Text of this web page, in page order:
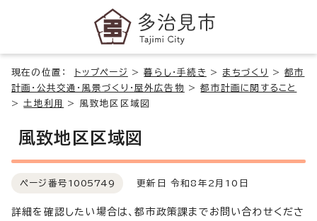
現在の位置： トップページ >暮らし・手続き > まちづくり >都市
計画・公共交通・風景づくり・屋外広告物
>都市計画に関すること
>土地利用 > 風致地区区域図
風致地区区域図
ページ番号 1005749 更新日 令和8年2月10日
詳細を確認したい場合は、都市政策課までお問い合わせくださ